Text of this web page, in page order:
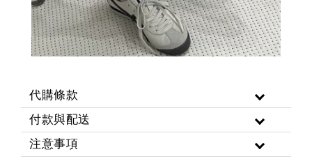
代購條款
付款與配送
注意事項